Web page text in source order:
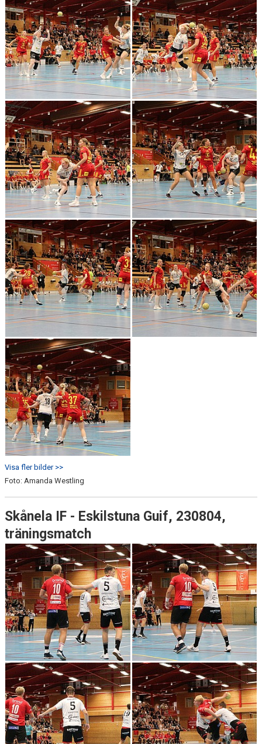
LÄNKAR
KORTPLANSSPELEN
Visa fler bilder >>
Foto: Amanda Westling
Skånela IF - Eskilstuna Guif, 230804,
träningsmatch